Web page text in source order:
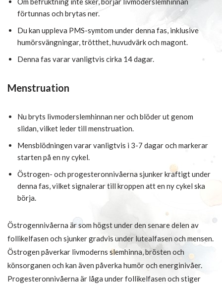
förtunnas och brytas ner.
Du kan uppleva PMS-symtom under denna fas, inklusive
humörsvängningar, trötthet, huvudvärk och magont.
Denna fas varar vanligtvis cirka 14 dagar.
Menstruation
Nu bryts livmoderslemhinnan ner och blöder ut genom
slidan, vilket leder till menstruation.
Mensblödningen varar vanligtvis i 3-7 dagar och markerar
starten på en ny cykel.
Östrogen- och progesteronnivåerna sjunker kraftigt under
denna fas, vilket signalerar till kroppen att en ny cykel ska
börja.
Östrogennivåerna är som högst under den senare delen av
follikelfasen och sjunker gradvis under lutealfasen och mensen.
Östrogen påverkar livmoderns slemhinna, brösten och
könsorganen och kan även påverka humör och energinivåer.
Progesteronnivåerna är låga under follikelfasen och stiger